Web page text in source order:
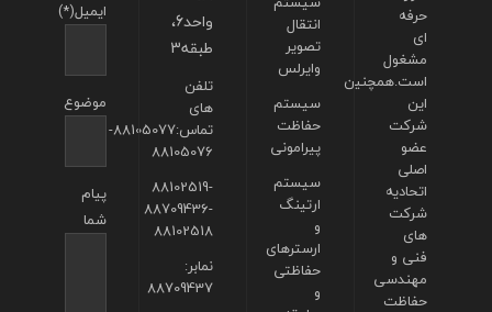
ایمیل(*)
موضوع
پیام
شما
واحد6،
طبقه3
تلفن
های
تماس:88105077-
88105076
88102519-
88709436-
88102518
نمابر:
88709437
انتقال
تصویر
وایرلس
سیستم
حفاظت
پیرامونی
سیستم
ارتینگ
و
ارسترهای
حفاظتی
و
حرفه
ای
مشغول
است.همچنین
این
شرکت
عضو
اصلی
اتحادیه
شرکت
های
فنی و
مهندسی
حفاظت